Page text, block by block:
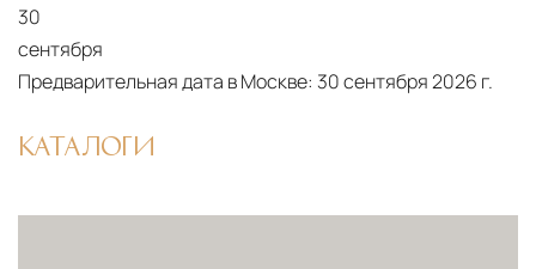
предмет повреждений и дефектов при
доставке
Сроки доставки
30
сентября
Предварительная дата в Москве: 30 сентября 2026 г.
КАТАЛОГИ